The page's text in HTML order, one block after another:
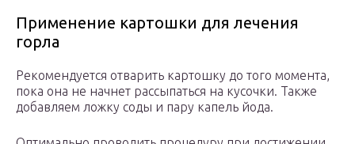
Применение картошки для лечения
горла
Рекомендуется отварить картошку до того момента,
пока она не начнет рассыпаться на кусочки. Также
добавляем ложку соды и пару капель йода.